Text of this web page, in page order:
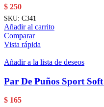
$ 250
SKU: C341
Añadir al carrito
Comparar
Vista rápida
Añadir a la lista de deseos
Par De Puños Sport
$ 165